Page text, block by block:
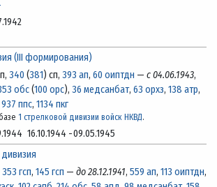
(III формирования)
340 (381) сп, 393 ап, 60 оиптдн — с 04.06.1943,
обс(100 орс), 36 медсанбат, 63 орхз, 138 атр,
937 ппс, 1134 пкг
1 стрелковой дивизии войск НКВД.
16.10.1944 -09.05.1945
353 гсп, 145 гсп — до 28.12.1941, 559 ап, 113 оиптдн,